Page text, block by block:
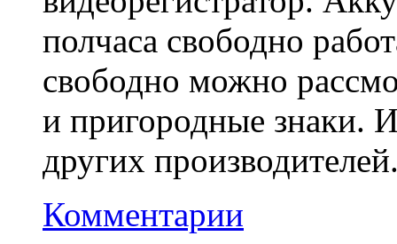
полчаса свободно
свободно можно
и пригородные знаки.
других
Комментарии